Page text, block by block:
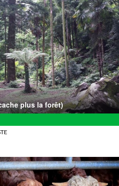
plus la forêt)